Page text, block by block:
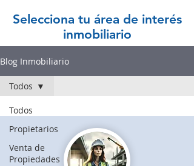
Selecciona tu área de interés
inmobiliario
Blog Inmobiliario
Todos
Propietarios
Venta de
Propiedades
Todos